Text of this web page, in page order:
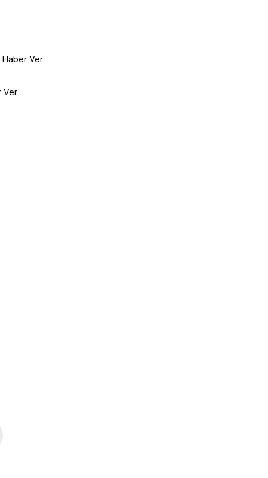
Haber Ver
Ver